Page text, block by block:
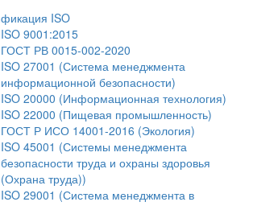
ISO
ISO 9001:2015
ГОСТ РВ 0015-002-2020
ISO 27001 (Система менеджмента
информационной безопасности)
ISO 20000 (Информационная технология)
ISO 22000 (Пищевая промышленность)
ГОСТ Р ИСО 14001-2016 (Экология)
ISO 45001 (Системы менеджмента
безопасности труда и охраны здоровья
(Охрана труда))
ISO 29001 (Система менеджмента в